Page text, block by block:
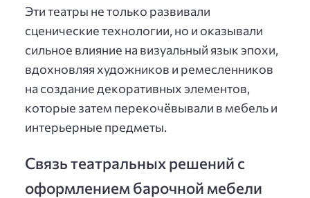
Эти театры не только развивали
сценические технологии, но и оказывали
сильное влияние на визуальный язык эпохи,
вдохновляя художников и ремесленников
на создание декоративных элементов,
которые затем перекочёвывали в мебель и
интерьерные предметы.
Связь театральных решений с
оформлением барочной мебели